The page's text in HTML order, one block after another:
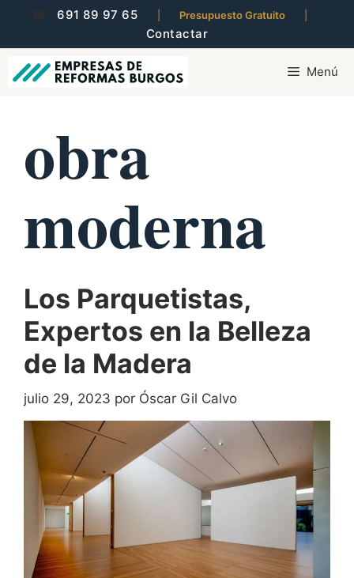
contenido
691 89 97 65 Presupuesto Gratuito
Contactar
Menú
obra
moderna
Los Parquetistas,
Expertos en la Belleza
de la Madera
julio 29, 2023 por Óscar Gil Calvo